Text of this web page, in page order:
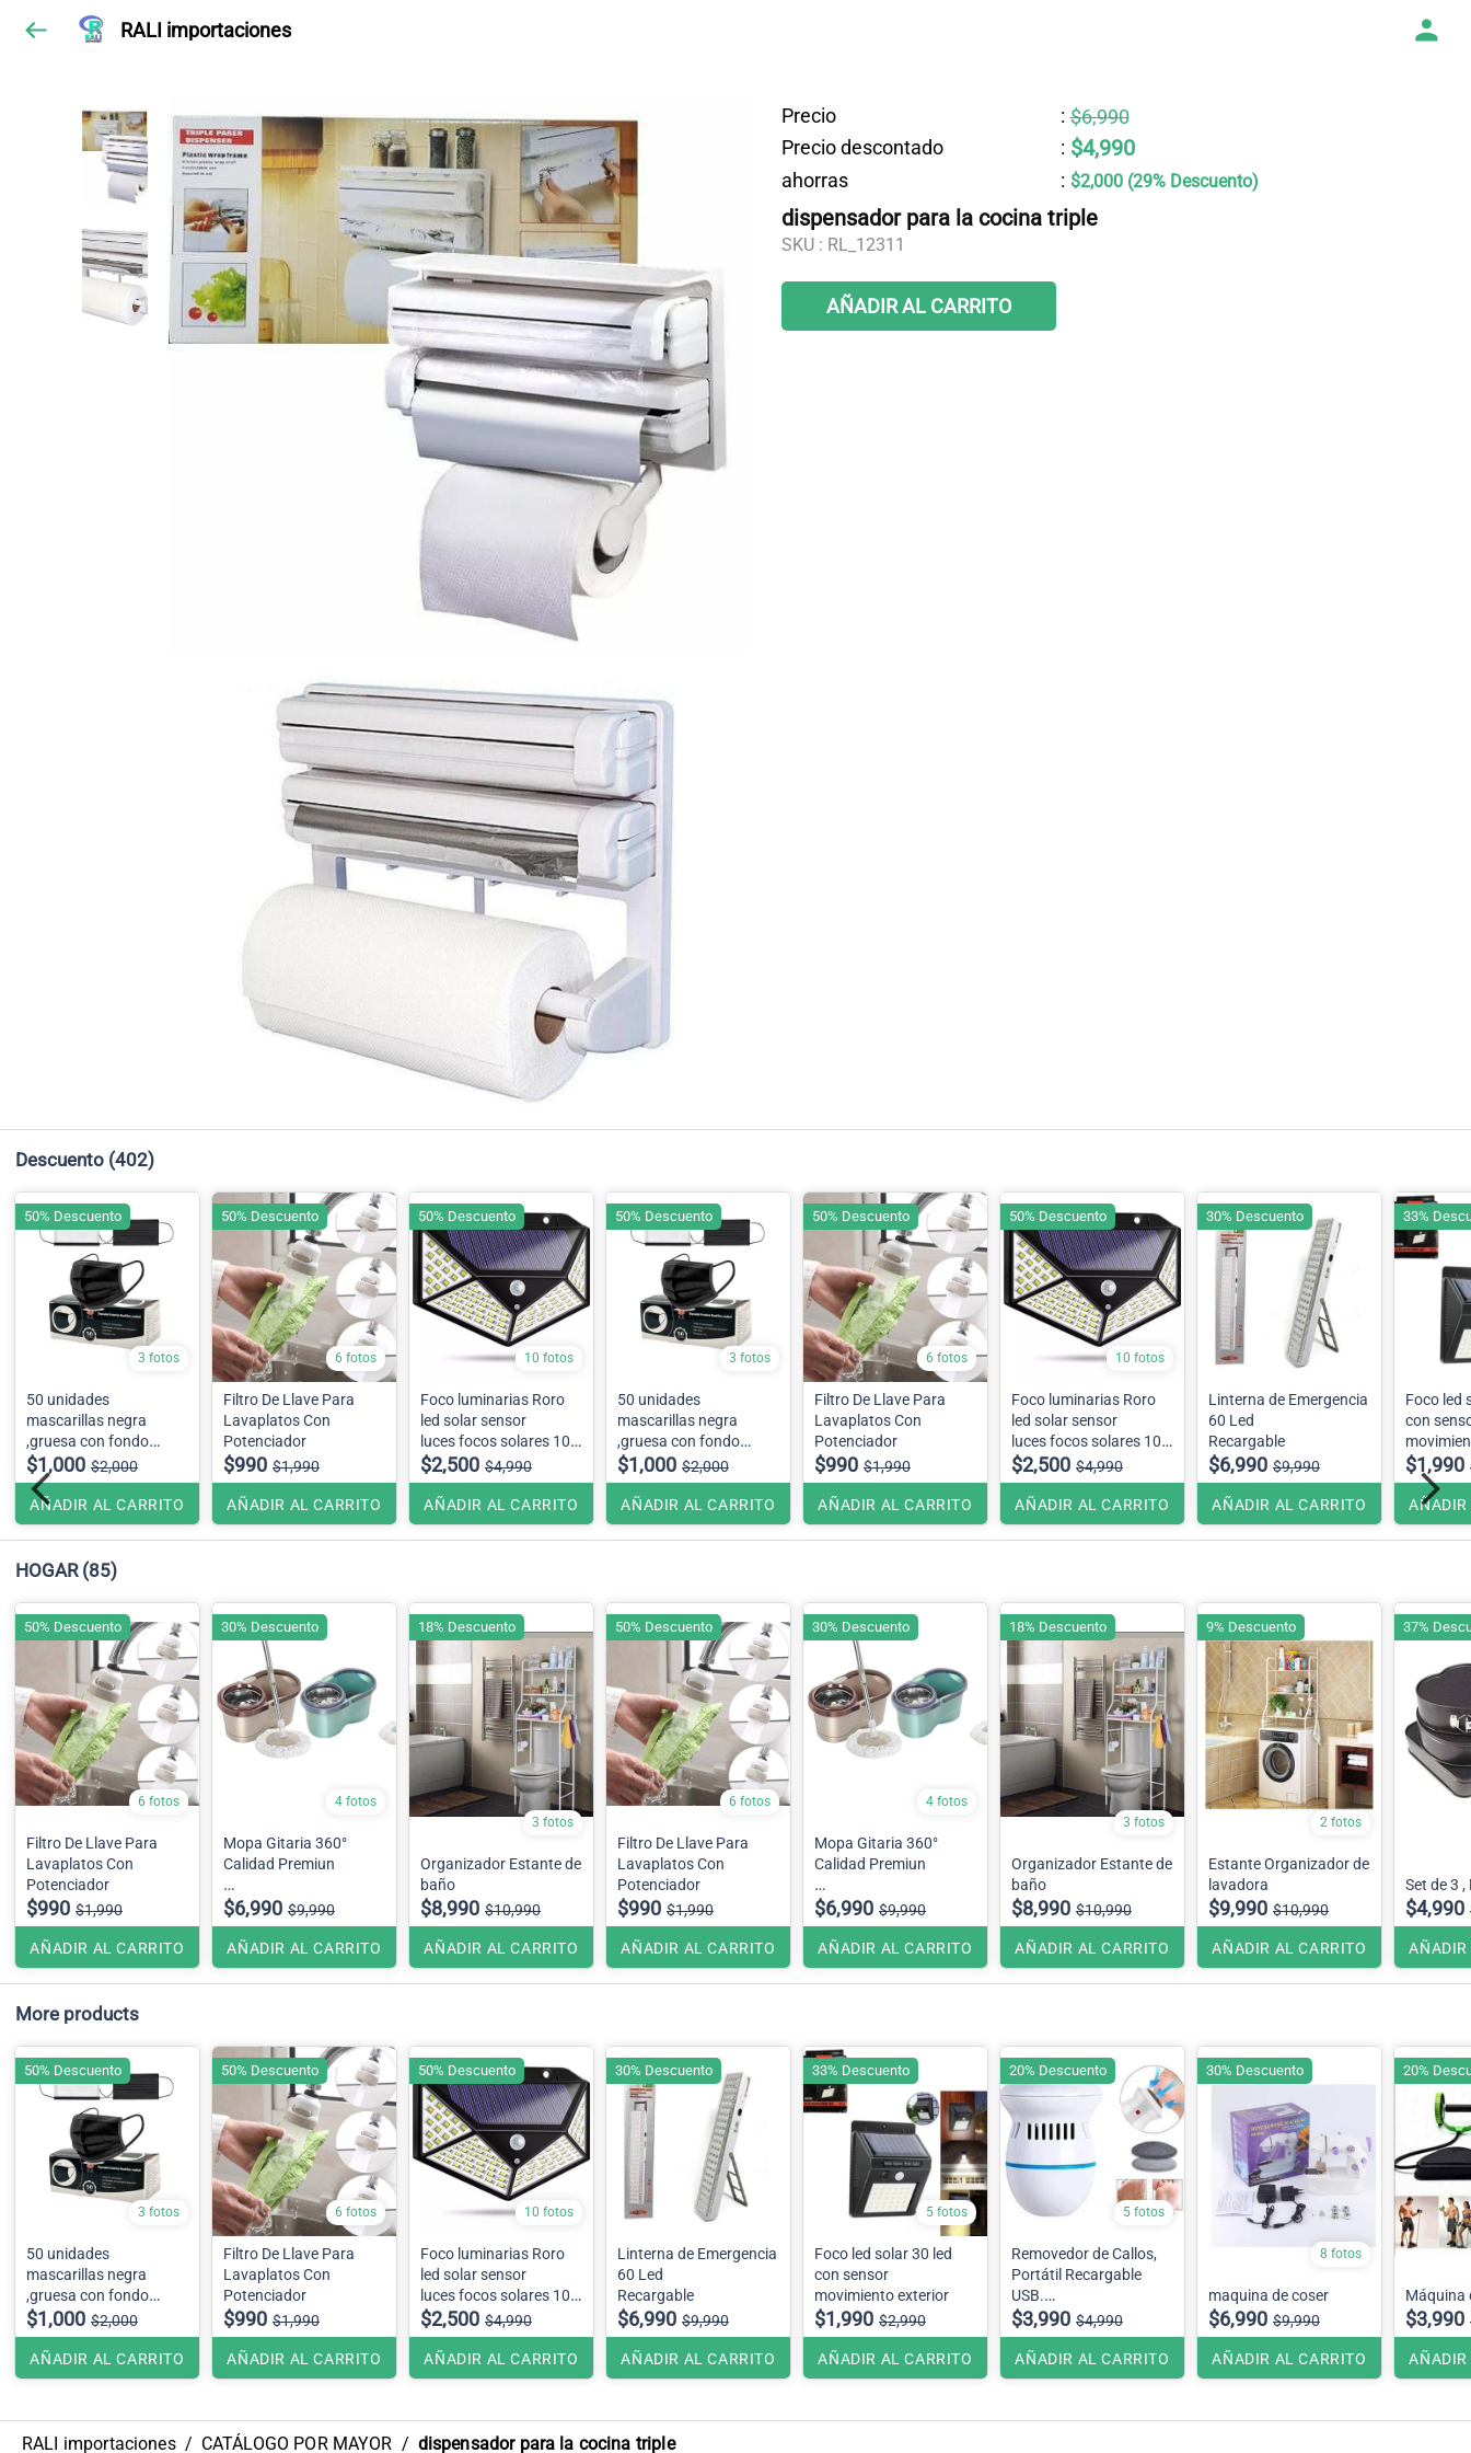
RALI importaciones
Precio : $6,990
Precio descontado
: $4,990
ahorras : $2,000 (29% Descuento)
dispensador para la cocina triple
SKU : RL_12311
AÑADIR AL CARRITO
Descuento (402)
3 fotos
50 unidades
mascarillas negra
,gruesa con fondo
blanco
$1,000 $2,000
AÑADIR AL CARRITO
50% Descuento
6 fotos
Filtro De Llave Para
Lavaplatos Con
Potenciador
$990 $1,990
AÑADIR AL CARRITO
50% Descuento
10 fotos
Foco luminarias Roro
led solar sensor
luces focos solares 100
Led
$2,500 $4,990
AÑADIR AL CARRITO
50% Descuento
3 fotos
50 unidades
mascarillas negra
,gruesa con fondo
blanco
$1,000 $2,000
AÑADIR AL CARRITO
50% Descuento
6 fotos
Filtro De Llave Para
Lavaplatos Con
Potenciador
$990 $1,990
AÑADIR AL CARRITO
50% Descuento
10 fotos
Foco luminarias Roro
led solar sensor
luces focos solares 100
Led
$2,500 $4,990
AÑADIR AL CARRITO
50% Descuento
Linterna de Emergencia
60 Led
Recargable
$6,990 $9,990
AÑADIR AL CARRITO
30% Descuento
Foco led
con
$1,990
AÑADIR
33%
HOGAR (85)
6 fotos
Filtro De Llave Para
Lavaplatos Con
Potenciador
$990 $1,990
AÑADIR AL CARRITO
50% Descuento
4 fotos
Mopa Gitaria 360°
Calidad Premiun
Tambor metalico
incluye mopa de
repuesto.
$6,990 $9,990
AÑADIR AL CARRITO
30% Descuento
3 fotos
Organizador Estante de
baño
$8,990 $10,990
AÑADIR AL CARRITO
18% Descuento
6 fotos
Filtro De Llave Para
Lavaplatos Con
Potenciador
$990 $1,990
AÑADIR AL CARRITO
50% Descuento
4 fotos
Mopa Gitaria 360°
Calidad Premiun
Tambor metalico
incluye mopa de
repuesto.
$6,990 $9,990
AÑADIR AL CARRITO
30% Descuento
3 fotos
Organizador Estante de
baño
$8,990 $10,990
AÑADIR AL CARRITO
18% Descuento
2 fotos
Estante Organizador de
lavadora
$9,990 $10,990
AÑADIR AL CARRITO
9% Descuento
Set de 3 ,
$4,990
AÑADIR
37%
More products
3 fotos
50 unidades
mascarillas negra
,gruesa con fondo
blanco
$1,000 $2,000
AÑADIR AL CARRITO
50% Descuento
6 fotos
Filtro De Llave Para
Lavaplatos Con
Potenciador
$990 $1,990
AÑADIR AL CARRITO
50% Descuento
10 fotos
Foco luminarias Roro
led solar sensor
luces focos solares 100
Led
$2,500 $4,990
AÑADIR AL CARRITO
50% Descuento
Linterna de Emergencia
60 Led
Recargable
$6,990 $9,990
AÑADIR AL CARRITO
30% Descuento
5 fotos
Foco led solar 30 led
con sensor
movimiento exterior
$1,990 $2,990
AÑADIR AL CARRITO
33% Descuento
5 fotos
Removedor de Callos,
Portátil Recargable
USB.
consulte precio por
embalaje.
$3,990 $4,990
AÑADIR AL CARRITO
20% Descuento
8 fotos
maquina de coser
$6,990 $9,990
AÑADIR AL CARRITO
30% Descuento
Máquina
$3,990
AÑADIR
20%
RALI importaciones / CATÁLOGO POR MAYOR / dispensador para la cocina triple